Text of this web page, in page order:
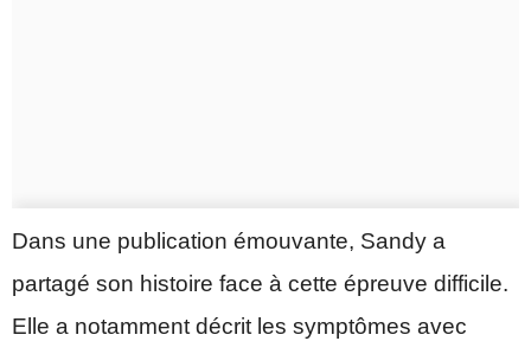
Dans une publication émouvante, Sandy a
partagé son histoire face à cette épreuve difficile.
Elle a notamment décrit les symptômes avec